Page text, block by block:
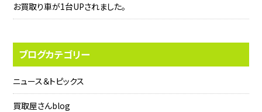
お買取り車が1台UPされました。
ブログカテゴリー
ニュース＆トピックス
買取屋さんblog